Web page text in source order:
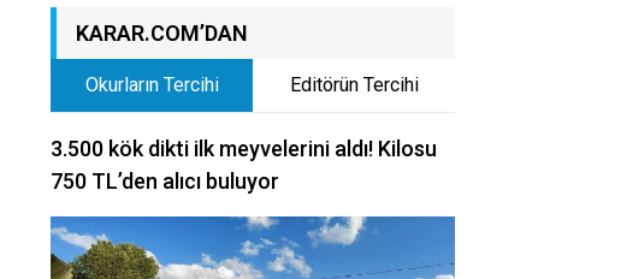
KARAR.COM’DAN
Okurların Tercihi Editörün Tercihi
3.500 kök dikti ilk meyvelerini aldı! Kilosu
750 TL’den alıcı buluyor